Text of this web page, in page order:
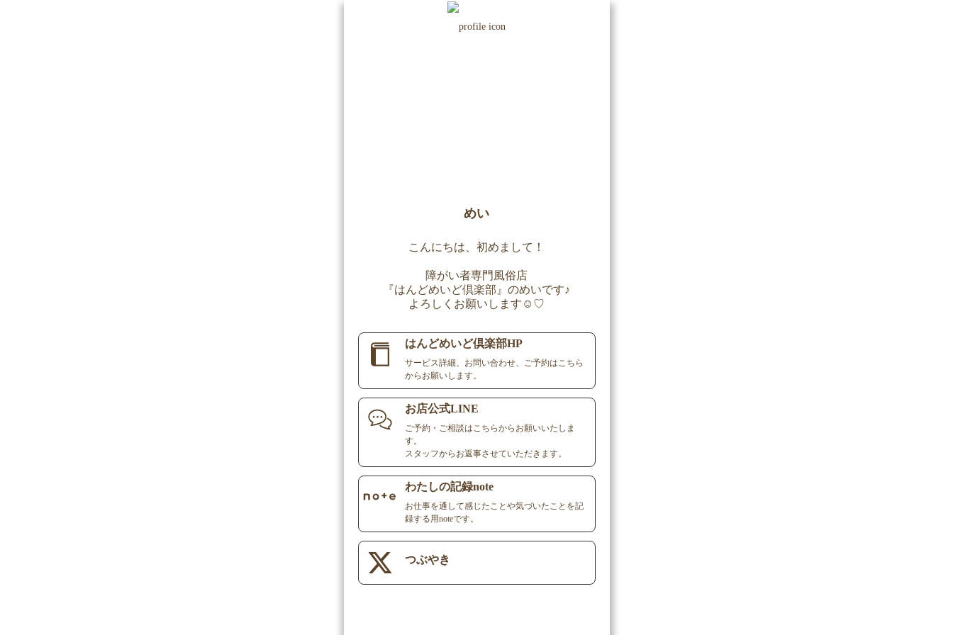
めい
こんにちは、初めまして！
障がい者専門風俗店
『はんどめいど倶楽部』のめいです♪
よろしくお願いします☺︎♡
はんどめいど倶楽部HP
サービス詳細、お問い合わせ、ご予約はこちら
からお願いします。
お店公式LINE
ご予約・ご相談はこちらからお願いいたしま
す。
スタッフからお返事させていただきます。
わたしの記録note
お仕事を通して感じたことや気づいたことを記
録する用noteです。
つぶやき